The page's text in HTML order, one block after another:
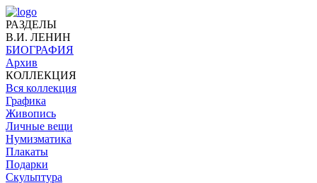
РАЗДЕЛЫ
В.И. ЛЕНИН
БИОГРАФИЯ
Архив
КОЛЛЕКЦИЯ
Вся коллекция
Графика
Живопись
Личные вещи
Нумизматика
Плакаты
Подарки
Скульптура